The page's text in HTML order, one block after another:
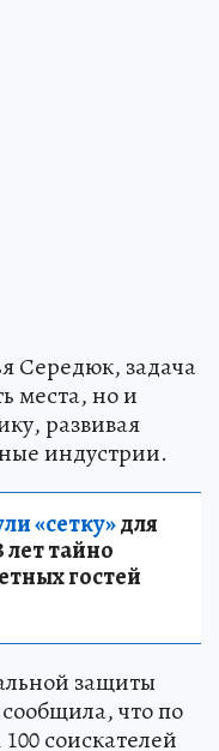
Середюк, задача
места, но и
развивая
индустрии.
«сетку»для
лет тайно
гостей
защиты
что по
соискателей